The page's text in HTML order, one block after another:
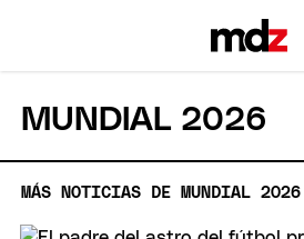
MUNDIAL 2026
MÁS NOTICIAS DE MUNDIAL 2026